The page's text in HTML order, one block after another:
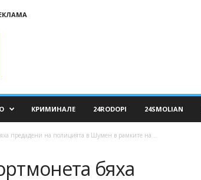
КРИМИНАЛЕ 24RODOPI 24SMOLIAN
предадени на полицията в Шумен в рамките на...
бяха